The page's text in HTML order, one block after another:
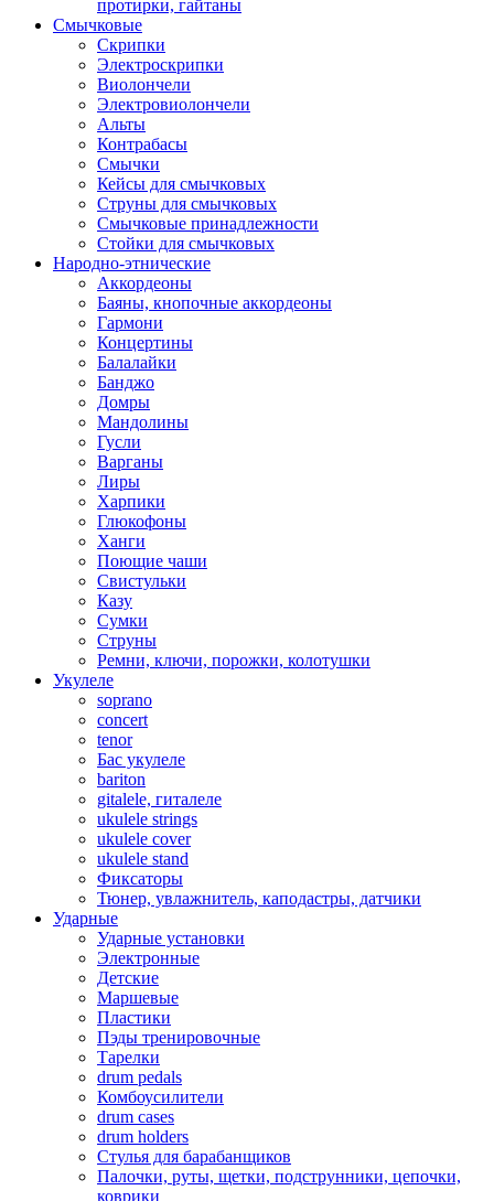
протирки, гайтаны
Смычковые
Скрипки
Электроскрипки
Виолончели
Электровиолончели
Альты
Контрабасы
Смычки
Кейсы для смычковых
Струны для смычковых
Смычковые принадлежности
Стойки для смычковых
Народно-этнические
Аккордеоны
Баяны, кнопочные аккордеоны
Гармони
Концертины
Балалайки
Банджо
Домры
Мандолины
Гусли
Варганы
Лиры
Харпики
Глюкофоны
Ханги
Поющие чаши
Свистульки
Казу
Сумки
Струны
Ремни, ключи, порожки, колотушки
Укулеле
soprano
concert
tenor
Бас укулеле
bariton
gitalele, гиталеле
ukulele strings
ukulele cover
ukulele stand
Фиксаторы
Тюнер, увлажнитель, каподастры, датчики
Ударные
Ударные установки
Электронные
Детские
Маршевые
Пластики
Пэды тренировочные
Тарелки
drum pedals
Комбоусилители
drum cases
drum holders
Стулья для барабанщиков
Палочки, руты, щетки, подструнники, цепочки,
коврики